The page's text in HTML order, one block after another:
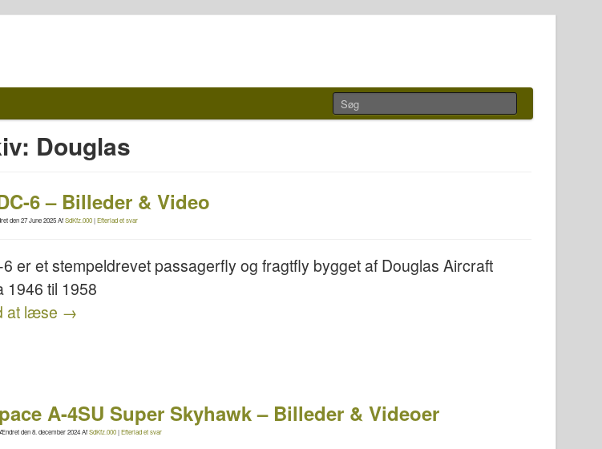
Douglas
6 – Billeder & Video
den27 June 2025AfSdKfz.000|Efterlad et svar
er et stempeldrevet passagerfly og fragtfly bygget af Douglas Aircraft
1946 til 1958
at læse →
A-4SU Super Skyhawk – Billeder & Videoer
Ændret den8. december 2024AfSdKfz.000|Efterlad et svar